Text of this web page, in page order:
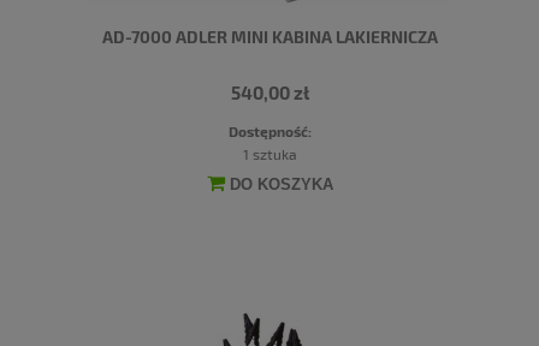
AD-7000 ADLER MINI KABINA LAKIERNICZA
540,00 zł
Dostępność:
1 sztuka
DO KOSZYKA